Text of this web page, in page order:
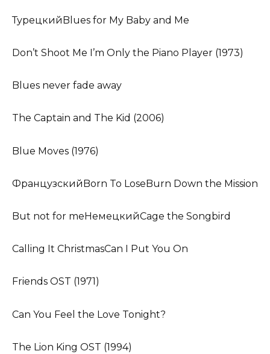
ТурецкийBlues for My Baby and Me
Don’t Shoot Me I’m Only the Piano Player (1973)
Blues never fade away
The Captain and The Kid (2006)
Blue Moves (1976)
ФранцузскийBorn To LoseBurn Down the Mission
But not for meНемецкийCage the Songbird
Calling It ChristmasCan I Put You On
Friends OST (1971)
Can You Feel the Love Tonight?
The Lion King OST (1994)